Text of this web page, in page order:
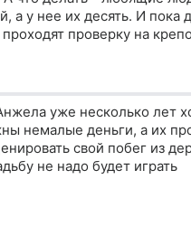
а у нее их десять. И пока
проверку на
уже несколько лет
немалые деньги, а их
свой побег из
не надо будет играть